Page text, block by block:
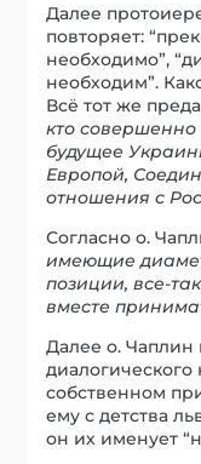
Далее
повторяет:
необходимо”,
необходим”.
Всё тот же
кто
будущее
Европой,
отношения с
Согласно о.
имеющие
позиции, все-
вместе
Далее о. Чаплин
собственном
ему с детства
он их именует